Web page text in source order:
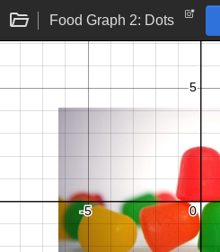
Food Graph 2: Dots